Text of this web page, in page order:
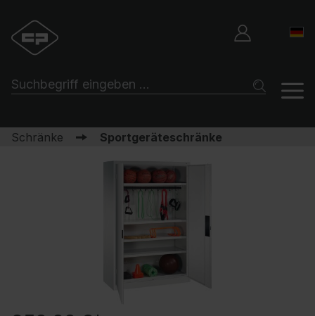
Schränke Sportgeräteschränke